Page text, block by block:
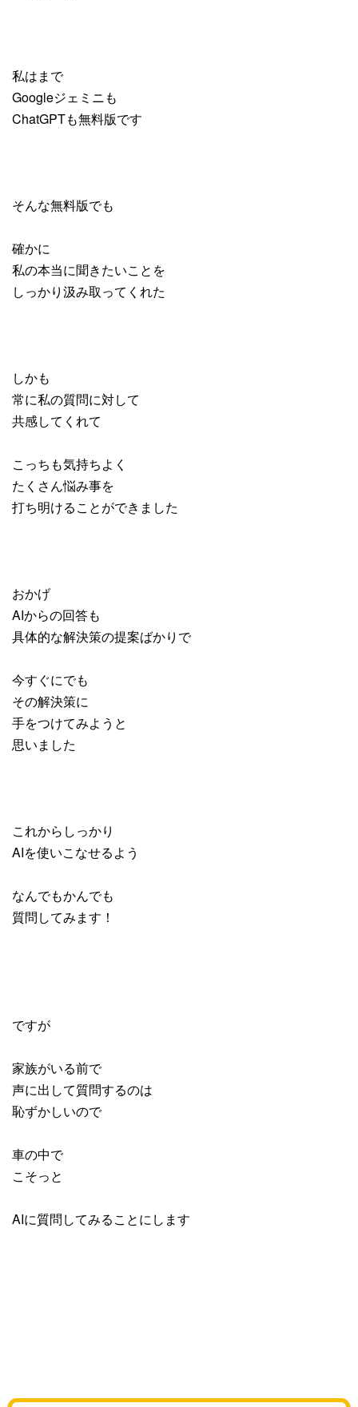
私はまで
Googleジェミニも
ChatGPTも無料版です
そんな無料版でも
確かに
私の本当に聞きたいことを
しっかり汲み取ってくれた
しかも
常に私の質問に対して
共感してくれて
こっちも気持ちよく
たくさん悩み事を
打ち明けることができました
おかげ
AIからの回答も
具体的な解決策の提案ばかりで
今すぐにでも
その解決策に
手をつけてみようと
思いました
これからしっかり
AIを使いこなせるよう
なんでもかんでも
質問してみます！
ですが
家族がいる前で
声に出して質問するのは
恥ずかしいので
車の中で
こそっと
AIに質問してみることにします